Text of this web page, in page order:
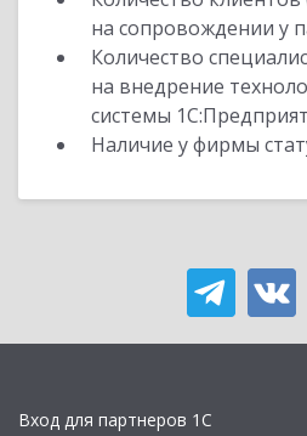
на сопровождении у
Количество
на внедрение
системы
Наличие у фирмы
Вход для партнеров 1С